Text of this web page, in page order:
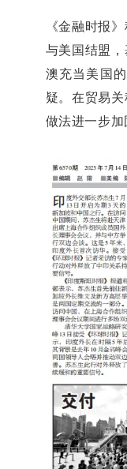
《金融时报
与美国结盟
澳充当美国
疑。在贸易
做法进一步加